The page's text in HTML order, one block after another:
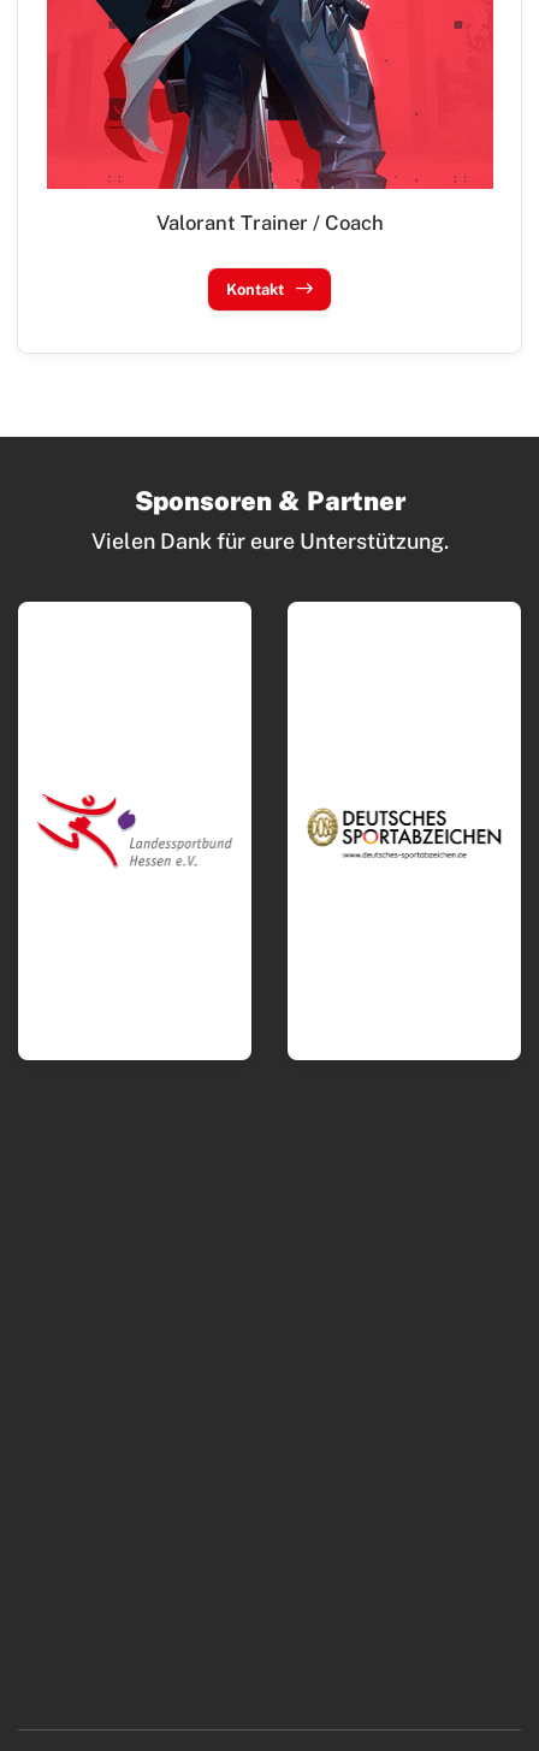
Valorant Trainer / Coach
Kontakt
Sponsoren & Partner
Vielen Dank für eure Unterstützung.